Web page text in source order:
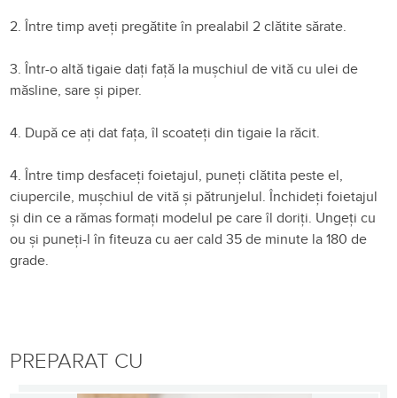
2. Între timp aveți pregătite în prealabil 2 clătite sărate.
3. Într-o altă tigaie dați față la mușchiul de vită cu ulei de
măsline, sare și piper.
4. După ce ați dat fața, îl scoateți din tigaie la răcit.
4. Între timp desfaceți foietajul, puneți clătita peste el,
ciupercile, mușchiul de vită și pătrunjelul. Închideți foietajul
și din ce a rămas formați modelul pe care îl doriți. Ungeți cu
ou și puneți-l în fiteuza cu aer cald 35 de minute la 180 de
grade.
PREPARAT CU